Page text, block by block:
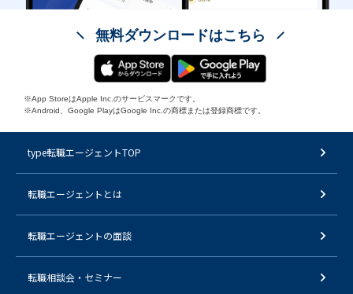
無料ダウンロードはこちら
※App StoreはApple Inc.のサービスマークです。
※Android、Google PlayはGoogle Inc.の商標または登録商標です。
type転職エージェントTOP
転職エージェントとは
転職エージェントの面談
転職相談会・セミナー